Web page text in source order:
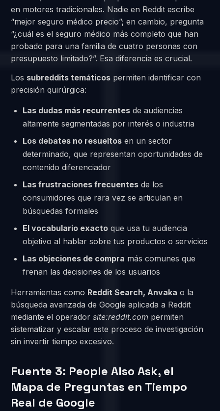
en motores tradicionales. Nadie en Reddit escribe
“mejor seguro médico precio”; en cambio, pregunta
“¿cuál es el seguro médico más completo que han
probado para una familia de cuatro personas con
presupuesto limitado?”. Esa diferencia es crucial.
Los subreddits temáticos permiten identificar con
precisión quirúrgica:
Las dudas más recurrentes de audiencias
altamente segmentadas por interés o industria
Los debates no resueltos en un sector
determinado, que representan oportunidades de
contenido diferenciador
Las frustraciones frecuentes de los
consumidores que rara vez se articulan en
búsquedas formales
El vocabulario exacto que usa tu audiencia
objetivo al hablar sobre tus productos o servicios
Las objeciones de compra más comunes que
frenan las decisiones de los usuarios
Herramientas como Reddit Search, Anvaka o la
búsqueda avanzada de Google aplicada a Reddit
mediante el operadorsite:reddit.com permiten
sistematizar y escalar este proceso de investigación
sin invertir tiempo excesivo.
Fuente 3: People Also Ask, el
Mapa de Preguntas en Tiempo
Real de Google